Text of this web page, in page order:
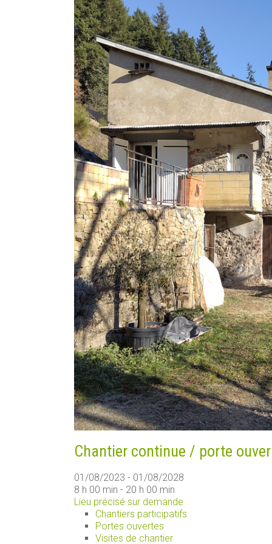
Chantier continue / porte
01/08/2023 - 01/08/2028
8 h 00 min - 20 h 00 min
Lieu précisé sur demande
Chantiers participatifs
Portes ouvertes
Visites de chantier